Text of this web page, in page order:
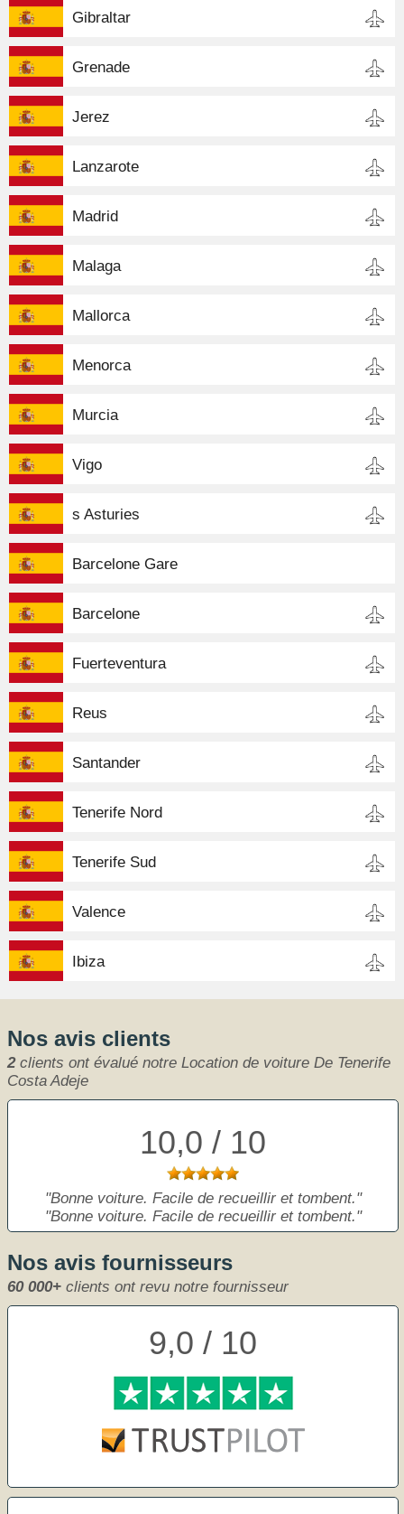
Gibraltar
Grenade
Jerez
Lanzarote
Madrid
Malaga
Mallorca
Menorca
Murcia
Vigo
s Asturies
Barcelone Gare
Barcelone
Fuerteventura
Reus
Santander
Tenerife Nord
Tenerife Sud
Valence
Ibiza
Nos avis clients
2clients ont évalué notre Location de voiture De Tenerife
Costa Adeje
10,0 / 10
Bonne voiture. Facile de recueillir et tombent.
Bonne voiture. Facile de recueillir et tombent.
Nos avis fournisseurs
60 000+ clients ont revu notre fournisseur
9,0 / 10